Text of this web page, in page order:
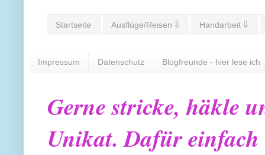
Startseite Ausflüge/Reisen ⇓ Handarbeit ⇓
Impressum Datenschutz Blogfreunde - hier lese ich
Gerne stricke, häkle
Unikat. Dafür